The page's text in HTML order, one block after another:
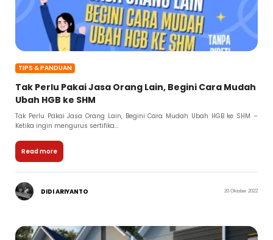
TIPS & PANDUAN
Tak Perlu Pakai Jasa Orang Lain, Begini Cara Mudah
Ubah HGB ke SHM
Tak Perlu Pakai Jasa Orang Lain, Begini Cara Mudah Ubah HGB ke SHM –
Ketika ingin mengurus sertifika...
Read more
DIDI ARIYANTO 20 Oktober 2022